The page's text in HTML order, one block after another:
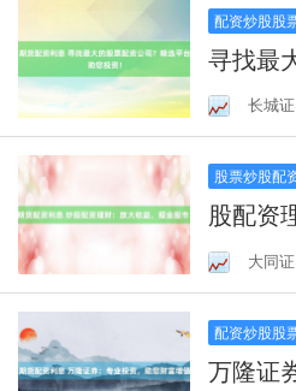
配资炒股股
寻找最
精选平
长城
股票炒股配
股配资
金股市
大同
配资炒股股
万隆证